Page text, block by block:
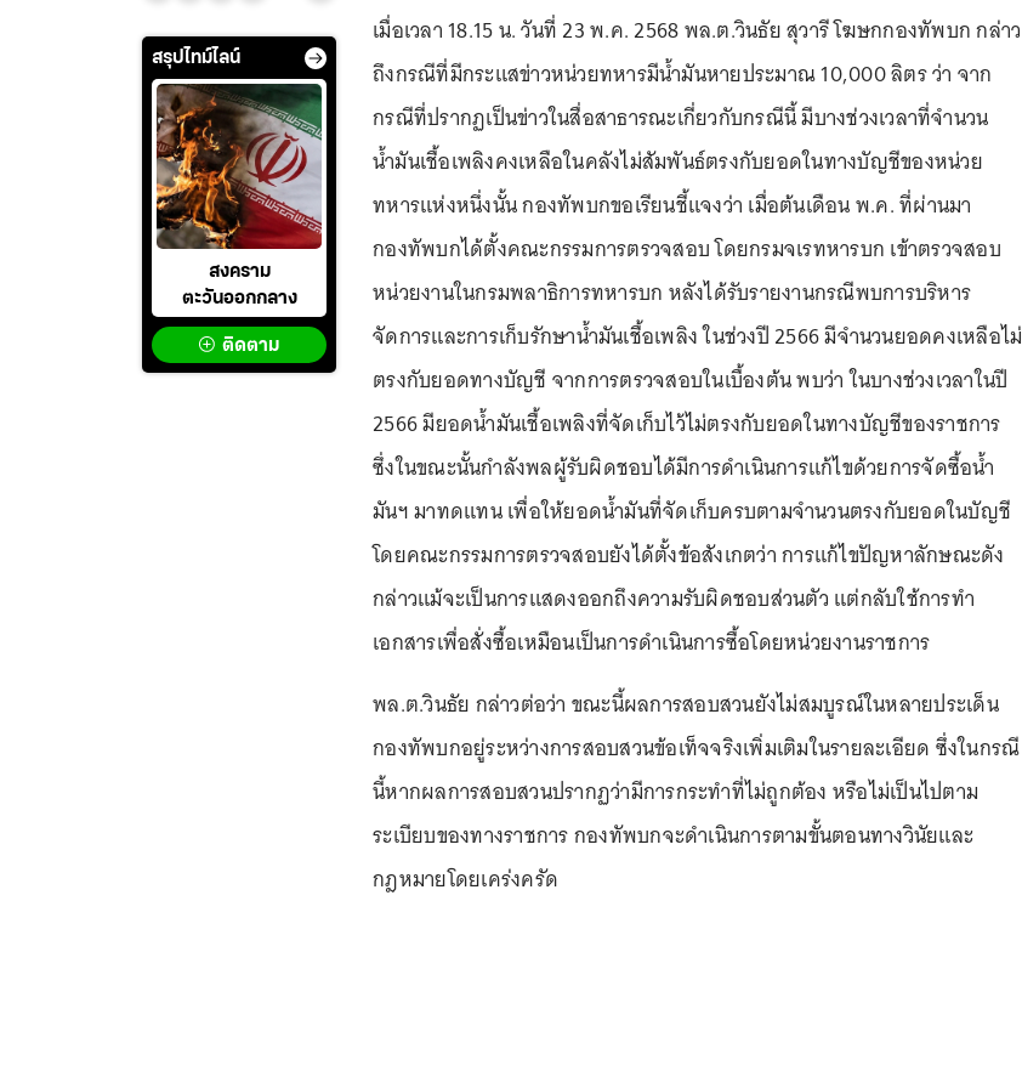
สรุปไทม์ไลน์
สงคราม
ตะวันออกกลาง
ติดตาม
เมื่อเวลา 18.15 น. วันที่ 23 พ.ค. 2568 พล.ต.วินธัย สุวารี โฆษกกองทัพบก กล่าว
ถึงกรณีที่มีกระแสข่าวหน่วยทหารมีน้ำมันหายประมาณ 10,000 ลิตร ว่า จาก
กรณีที่ปรากฏเป็นข่าวในสื่อสาธารณะเกี่ยวกับกรณีนี้ มีบางช่วงเวลาที่จำนวน
น้ำมันเชื้อเพลิงคงเหลือในคลังไม่สัมพันธ์ตรงกับยอดในทางบัญชีของหน่วย
ทหารแห่งหนึ่งนั้น กองทัพบกขอเรียนชี้แจงว่า เมื่อต้นเดือน พ.ค. ที่ผ่านมา
กองทัพบกได้ตั้งคณะกรรมการตรวจสอบ โดยกรมจเรทหารบก เข้าตรวจสอบ
หน่วยงานในกรมพลาธิการทหารบก หลังได้รับรายงานกรณีพบการบริหาร
จัดการและการเก็บรักษาน้ำมันเชื้อเพลิง ในช่วงปี 2566 มีจำนวนยอดคงเหลือไม่
ตรงกับยอดทางบัญชี จากการตรวจสอบในเบื้องต้น พบว่า ในบางช่วงเวลาในปี
2566 มียอดน้ำมันเชื้อเพลิงที่จัดเก็บไว้ไม่ตรงกับยอดในทางบัญชีของราชการ
ซึ่งในขณะนั้นกำลังพลผู้รับผิดชอบได้มีการดำเนินการแก้ไขด้วยการจัดซื้อน้ำ
มันฯ มาทดแทน เพื่อให้ยอดน้ำมันที่จัดเก็บครบตามจำนวนตรงกับยอดในบัญชี
โดยคณะกรรมการตรวจสอบยังได้ตั้งข้อสังเกตว่า การแก้ไขปัญหาลักษณะดัง
กล่าวแม้จะเป็นการแสดงออกถึงความรับผิดชอบส่วนตัว แต่กลับใช้การทำ
เอกสารเพื่อสั่งซื้อเหมือนเป็นการดำเนินการซื้อโดยหน่วยงานราชการ
พล.ต.วินธัย กล่าวต่อว่า ขณะนี้ผลการสอบสวนยังไม่สมบูรณ์ในหลายประเด็น
กองทัพบกอยู่ระหว่างการสอบสวนข้อเท็จจริงเพิ่มเติมในรายละเอียด ซึ่งในกรณี
นี้หากผลการสอบสวนปรากฏว่ามีการกระทำที่ไม่ถูกต้อง หรือไม่เป็นไปตาม
ระเบียบของทางราชการ กองทัพบกจะดำเนินการตามขั้นตอนทางวินัยและ
กฎหมายโดยเคร่งครัด